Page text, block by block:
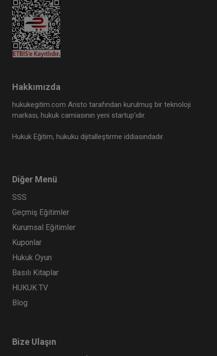
Hakkımızda
hukukegitim.com Aristo tarafından kurulmuş bir teknoloji
markası, hukuk camiasının yeni startup’ıdır.
Hukuk Eğitim, hukuku dijitalleştirme iddiasındadır.
Diğer Menü
SSS
Geçmiş Eğitimler
Kurumsal Eğitimler
Kuponlar
Hukuk Oyun
Basılı Kitaplar
HUKUK TV
Blog
Bize Ulaşın